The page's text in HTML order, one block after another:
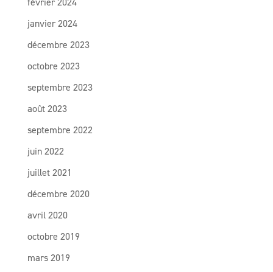
janvier 2024
décembre 2023
octobre 2023
septembre 2023
août 2023
septembre 2022
juin 2022
juillet 2021
décembre 2020
avril 2020
octobre 2019
mars 2019